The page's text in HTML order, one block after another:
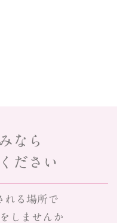
なら
ださい
れる場所で
しませんか